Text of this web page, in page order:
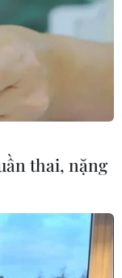
vốn trước đây
nhỏ.
thai, nặng